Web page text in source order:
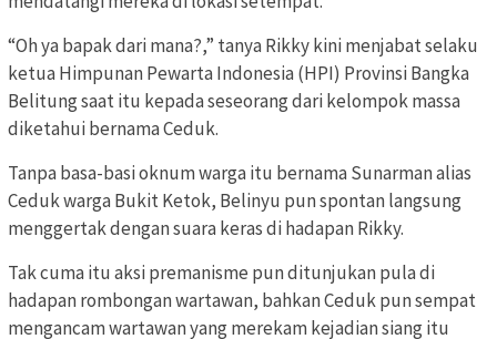
“Oh ya bapak dari mana?,” tanya Rikky kini menjabat selaku
ketua Himpunan Pewarta Indonesia (HPI) Provinsi Bangka
Belitung saat itu kepada seseorang dari kelompok massa
diketahui bernama Ceduk.
Tanpa basa-basi oknum warga itu bernama Sunarman alias
Ceduk warga Bukit Ketok, Belinyu pun spontan langsung
menggertak dengan suara keras di hadapan Rikky.
Tak cuma itu aksi premanisme pun ditunjukan pula di
hadapan rombongan wartawan, bahkan Ceduk pun sempat
mengancam wartawan yang merekam kejadian siang itu